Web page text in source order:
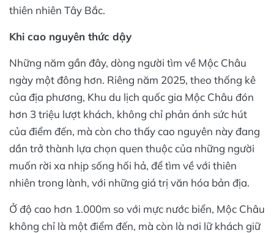
thiên nhiên Tây Bắc.
Khi cao nguyên thức dậy
Những năm gần đây, dòng người tìm về Mộc Châu
ngày một đông hơn. Riêng năm 2025, theo thống kê
của địa phương, Khu du lịch quốc gia Mộc Châu đón
hơn 3 triệu lượt khách, không chỉ phản ánh sức hút
của điểm đến, mà còn cho thấy cao nguyên này đang
dần trở thành lựa chọn quen thuộc của những người
muốn rời xa nhịp sống hối hả, để tìm về với thiên
nhiên trong lành, với những giá trị văn hóa bản địa.
Ở độ cao hơn 1.000m so với mực nước biển, Mộc Châu
không chỉ là một điểm đến, mà còn là nơi lữ khách giữ